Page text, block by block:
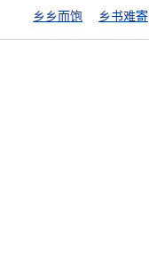
乡乡而饱 乡书难寄